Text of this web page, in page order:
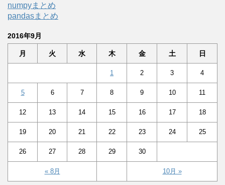
numpyまとめ
pandasまとめ
2016年9月
月 火 水 木 金 土 日
« 8月 10月 »
1 2 3 4
5 6 7 8 9 10 11
12 13 14 15 16 17 18
19 20 21 22 23 24 25
26 27 28 29 30